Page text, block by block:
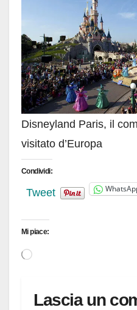
Disneyland Paris, il
visitato d’Europa
Condividi:
Tweet
Mi piace:
Lascia un